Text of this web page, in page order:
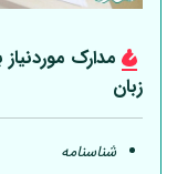
مدارک
زبان
شناسنامه